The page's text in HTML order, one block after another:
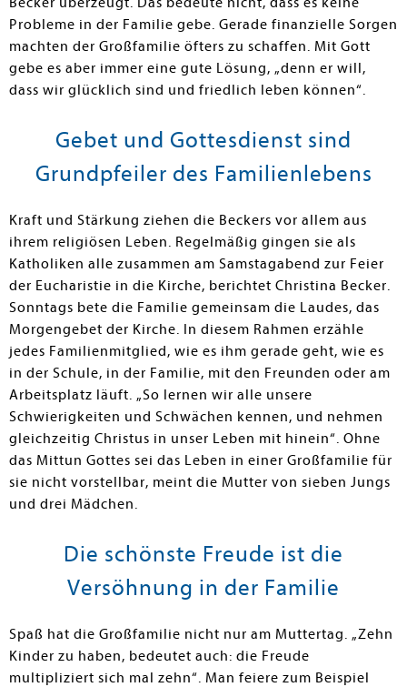
Probleme in der Familie gebe. Gerade finanzielle Sorgen
machten der Großfamilie öfters zu schaffen. Mit Gott
gebe es aber immer eine gute Lösung, „denn er will,
dass wir glücklich sind und friedlich leben können“.
Gebet und Gottesdienst sind
Grundpfeiler des Familienlebens
Kraft und Stärkung ziehen die Beckers vor allem aus
ihrem religiösen Leben. Regelmäßig gingen sie als
Katholiken alle zusammen am Samstagabend zur Feier
der Eucharistie in die Kirche, berichtet Christina Becker.
Sonntags bete die Familie gemeinsam die Laudes, das
Morgengebet der Kirche. In diesem Rahmen erzähle
jedes Familienmitglied, wie es ihm gerade geht, wie es
in der Schule, in der Familie, mit den Freunden oder am
Arbeitsplatz läuft. „So lernen wir alle unsere
Schwierigkeiten und Schwächen kennen, und nehmen
gleichzeitig Christus in unser Leben mit hinein“. Ohne
das Mittun Gottes sei das Leben in einer Großfamilie für
sie nicht vorstellbar, meint die Mutter von sieben Jungs
und drei Mädchen.
Die schönste Freude ist die
Versöhnung in der Familie
Spaß hat die Großfamilie nicht nur am Muttertag. „Zehn
Kinder zu haben, bedeutet auch: die Freude
multipliziert sich mal zehn“. Man feiere zum Beispiel